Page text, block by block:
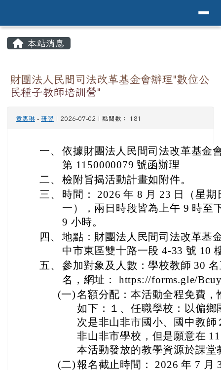
花蓮縣花蓮市中原國小全球資訊
本站消息
財團法人民間司法改革基金會辦理"數位公
民種子教師培訓營"
黃惠琳 - 研習 | 2026-07-02 | 點閱數： 181
一、 依據財團法人民間司法改革基金
第 1150000079 號函辦理
二、 檢附旨揭活動計畫如附件。
三、
時間： 2026 年 8 月 23 日（星
一），兩日時段皆為上午 9 時至
9 小時。
四、 地點：財團法人民間司法改革基
中市東區雙十路一段 4-33 號 10
五、 參加對象及人數：學校教師 30
名，網址： https://forms.gle/
(一)名額分配：本活動全程免費
如下：１、任職學校：以偏
次是非山非市國小、國中教
非山非市學校，但是願意在
本活動發放的教學資源於課
(二)報名截止時間： 2026 年 7 月